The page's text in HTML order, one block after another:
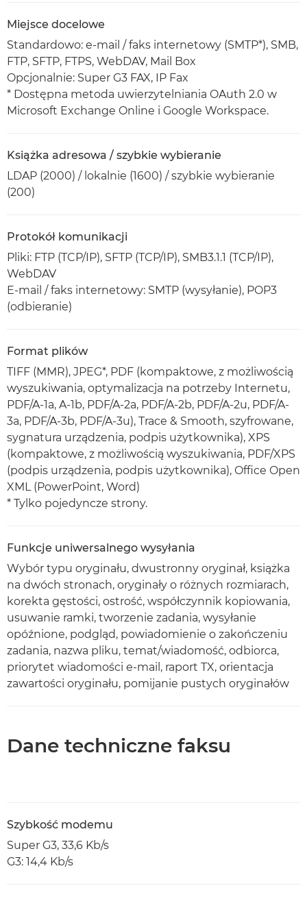
Miejsce docelowe
Standardowo: e-mail / faks internetowy (SMTP*), SMB,
FTP, SFTP, FTPS, WebDAV, Mail Box
Opcjonalnie: Super G3 FAX, IP Fax
* Dostępna metoda uwierzytelniania OAuth 2.0 w
Microsoft Exchange Online i Google Workspace.
Książka adresowa / szybkie wybieranie
LDAP (2000) / lokalnie (1600) / szybkie wybieranie
(200)
Protokół komunikacji
Pliki: FTP (TCP/IP), SFTP (TCP/IP), SMB3.1.1 (TCP/IP),
WebDAV
E-mail / faks internetowy: SMTP (wysyłanie), POP3
(odbieranie)
Format plików
TIFF (MMR), JPEG*, PDF (kompaktowe, z możliwością
wyszukiwania, optymalizacja na potrzeby Internetu,
PDF/A-1a, A-1b, PDF/A-2a, PDF/A-2b, PDF/A-2u, PDF/A-
3a, PDF/A-3b, PDF/A-3u), Trace & Smooth, szyfrowane,
sygnatura urządzenia, podpis użytkownika), XPS
(kompaktowe, z możliwością wyszukiwania, PDF/XPS
(podpis urządzenia, podpis użytkownika), Office Open
XML (PowerPoint, Word)
* Tylko pojedyncze strony.
Funkcje uniwersalnego wysyłania
Wybór typu oryginału, dwustronny oryginał, książka
na dwóch stronach, oryginały o różnych rozmiarach,
korekta gęstości, ostrość, współczynnik kopiowania,
usuwanie ramki, tworzenie zadania, wysyłanie
opóźnione, podgląd, powiadomienie o zakończeniu
zadania, nazwa pliku, temat/wiadomość, odbiorca,
priorytet wiadomości e-mail, raport TX, orientacja
zawartości oryginału, pomijanie pustych oryginałów
Dane techniczne faksu
Szybkość modemu
Super G3, 33,6 Kb/s
G3: 14,4 Kb/s